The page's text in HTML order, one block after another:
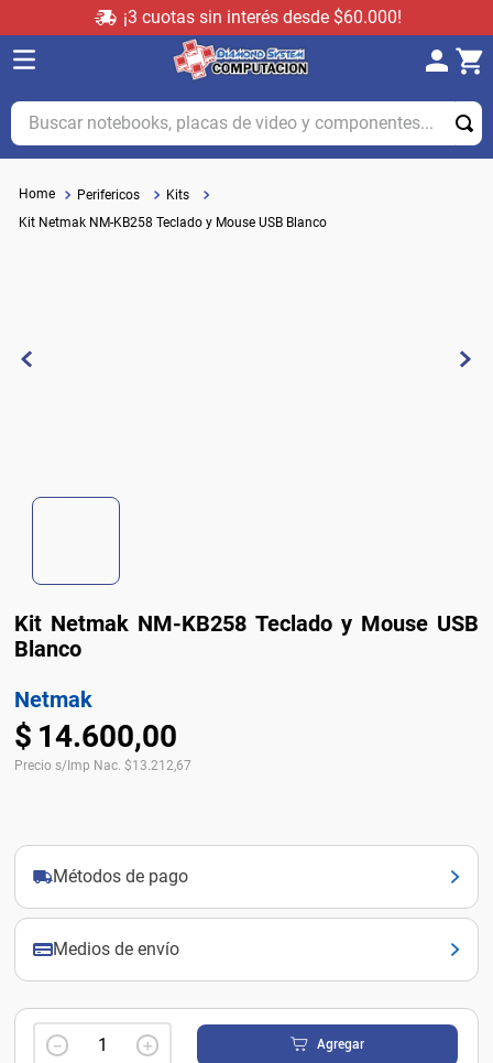
¡3 cuotas sin interés desde $60.000!
Buscar notebooks, placas de video y componentes...
Perifericos
Kits
Kit Netmak NM-KB258 Teclado y Mouse USB Blanco
Kit Netmak NM-KB258 Teclado y Mouse USB
Blanco
Netmak
$ 14.600,00
Precio s/Imp Nac. $13.212,67
Métodos de pago
Medios de envío
＋
－ Agregar